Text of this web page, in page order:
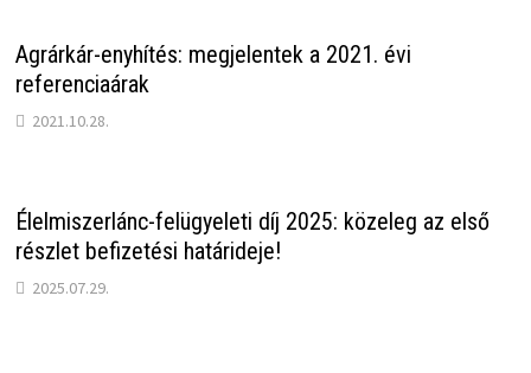
Agrárkár-enyhítés: megjelentek a 2021. évi
referenciaárak
2021.10.28.
Élelmiszerlánc-felügyeleti díj 2025: közeleg az első
részlet befizetési határideje!
2025.07.29.